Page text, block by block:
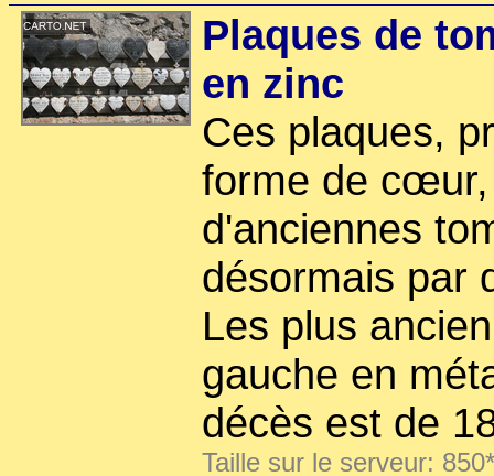
Plaques de
en zinc
Ces plaques,
forme de
d'anciennes
désormais par
Les plus
gauche en
décès est de
Taille sur le serveur: